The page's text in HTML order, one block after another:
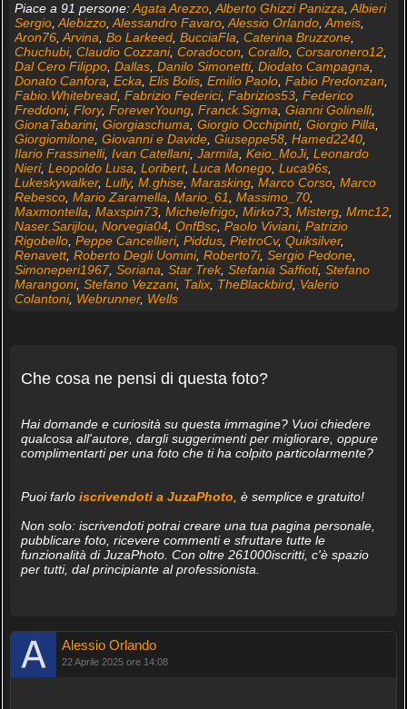
Piace a 91 persone:Agata Arezzo, Alberto Ghizzi Panizza Albieri
Sergio, Alebizzo, Alessandro Favaro, Alessio Orlando, Ameis,
Aron76, Arvina Bo Larkeed, BucciaFla Caterina Bruzzone,
Chuchubi, Claudio Cozzani, Coradocon Corallo, Corsaronero12,
Dal Cero Filippo, Dallas, Danilo Simonetti, Diodato Campagna
Donato Canfora Ecka Elis Bolis, Emilio Paolo, Fabio Predonzan
Fabio.Whitebread, Fabrizio Federici, Fabrizios53, Federico
Freddoni, Flory, ForeverYoung, Franck.Sigma Gianni Golinelli,
GionaTabarini, Giorgiaschuma Giorgio Occhipinti, Giorgio Pilla
Giorgiomilone, Giovanni e Davide, Giuseppe58, Hamed2240,
Ilario Frassinelli, Ivan Catellani, Jarmila Keio_MoJi, Leonardo
Nieri, Leopoldo Lusa Loribert, Luca Monego, Luca96s,
Lukeskywalker, Lully, M.ghise, Marasking, Marco Corso, Marco
Rebesco, Mario Zaramella Mario_61 Massimo_70,
Maxmontella Maxspin73, Michelefrigo, Mirko73, Misterg, Mmc12,
Naser.Sarijlou, Norvegia04, OnfBsc, Paolo Viviani, Patrizio
Rigobello, Peppe Cancellieri, Piddus, PietroCv, Quiksilver,
Renavett, Roberto Degli Uomini, Roberto7i, Sergio Pedone,
Simoneperi1967, Soriana Star Trek, Stefania Saffioti, Stefano
Marangoni, Stefano Vezzani, Talix, TheBlackbird, Valerio
Colantoni, Webrunner, Wells
Che cosa ne pensi di questa foto?
Hai domande e curiosità su questa immagine? Vuoi chiedere
qualcosa all'autore, dargli suggerimenti per migliorare, oppure
complimentarti per una foto che ti ha colpito particolarmente?
Puoi farlo iscrivendoti a JuzaPhoto , è semplice e gratuito!
Non solo: iscrivendoti potrai creare una tua pagina personale,
pubblicare foto, ricevere commenti e sfruttare tutte le
funzionalità di JuzaPhoto. Con oltre 261000iscritti, c'è spazio
per tutti, dal principiante al professionista.
Alessio Orlando
22 Aprile 2025 ore 14:08